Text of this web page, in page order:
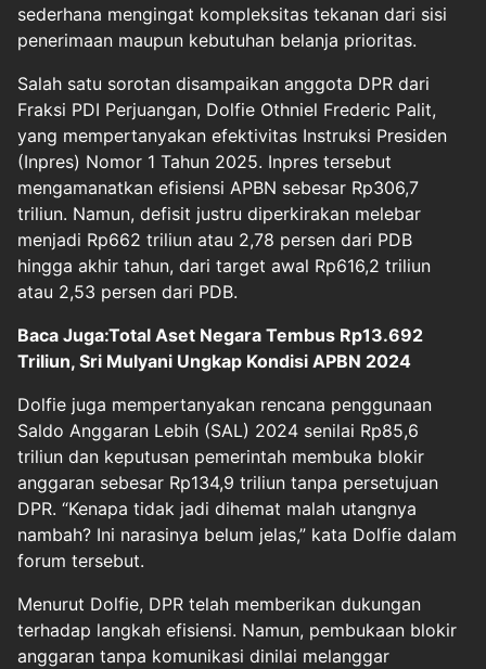
sederhana mengingat kompleksitas tekanan dari sisi
penerimaan maupun kebutuhan belanja prioritas.
Salah satu sorotan disampaikan anggota DPR dari
Fraksi PDI Perjuangan, Dolfie Othniel Frederic Palit,
yang mempertanyakan efektivitas Instruksi Presiden
(Inpres) Nomor 1 Tahun 2025. Inpres tersebut
mengamanatkan efisiensi APBN sebesar Rp306,7
triliun. Namun, defisit justru diperkirakan melebar
menjadi Rp662 triliun atau 2,78 persen dari PDB
hingga akhir tahun, dari target awal Rp616,2 triliun
atau 2,53 persen dari PDB.
Baca Juga:Total Aset Negara Tembus Rp13.692
Triliun, Sri Mulyani Ungkap Kondisi APBN 2024
Dolfie juga mempertanyakan rencana penggunaan
Saldo Anggaran Lebih (SAL) 2024 senilai Rp85,6
triliun dan keputusan pemerintah membuka blokir
anggaran sebesar Rp134,9 triliun tanpa persetujuan
DPR. “Kenapa tidak jadi dihemat malah utangnya
nambah? Ini narasinya belum jelas,” kata Dolfie dalam
forum tersebut.
Menurut Dolfie, DPR telah memberikan dukungan
terhadap langkah efisiensi. Namun, pembukaan blokir
anggaran tanpa komunikasi dinilai melanggar